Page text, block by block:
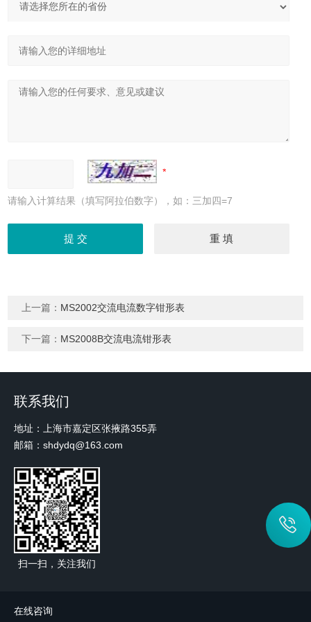
请输入计算结果（填写阿拉伯数字），如：三加四=7
上一篇： MS2002交流电流数字钳形表
下一篇： MS2008B交流电流钳形表
联系我们
地址：上海市嘉定区张掖路355弄
邮箱：shdydq@163.com
扫一扫，关注我们
在线咨询